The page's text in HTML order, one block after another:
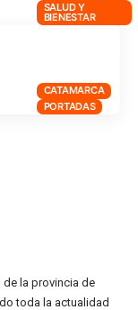
SALUD Y
BIENESTAR
CATAMARCA
PORTADAS
la provincia de
toda la actualidad